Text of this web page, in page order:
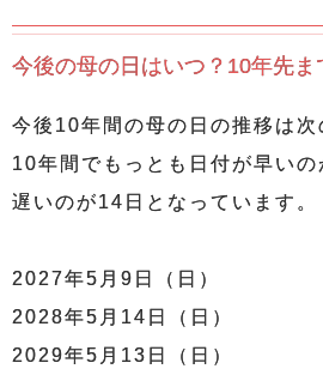
今後の母の日はいつ？10年先
今後10年間の母の日の推移は次
10年間でもっとも日付が早いの
遅いのが14日となっています。
2027年5月9日（日）
2028年5月14日（日）
2029年5月13日（日）